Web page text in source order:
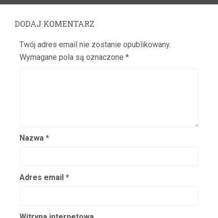
Barwiński Henryk
Baryka Eugeniusz
Baurska – Wiśniewska Halina
Bay Rydzewski Marcin
Bełkowska Halina
Benda Karol
DODAJ KOMENTARZ
Twój adres email nie zostanie opublikowany.
Wymagane pola są oznaczone *
Nazwa *
Adres email *